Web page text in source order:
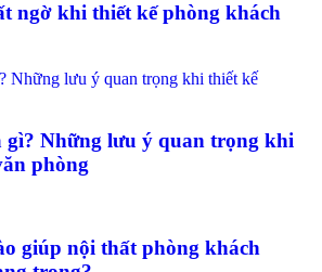
ngờ khi thiết kế phòng khách
gì? Những lưu ý quan trọng khi
phòng
giúp nội thất phòng khách